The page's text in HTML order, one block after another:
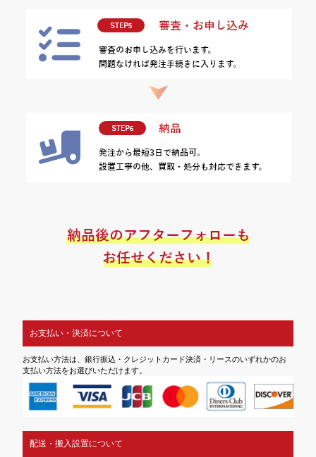
お支払い・決済について
お支払い方法は、銀行振込・クレジットカード決済・リースのいずれかのお
支払い方法をお選びいただけます。
配送・搬入設置について